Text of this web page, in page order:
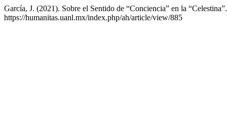
García, J. (2021). Sobre el Sentido de “Conciencia” en la
https://humanitas.uanl.mx/index.php/ah/article/view/885